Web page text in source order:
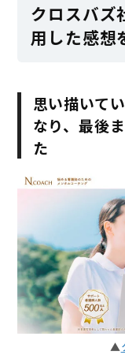
クロスバズ
用した感想
思い描いて
なり、最後
た
▲